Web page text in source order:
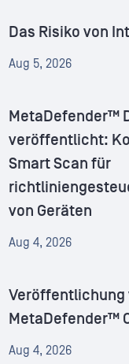
Das Risiko von
Aug 5, 2026
MetaDefender™
veröffentlicht:
Smart Scan für
von Geräten
Aug 4, 2026
Veröffentlichung
MetaDefender™
Aug 4, 2026